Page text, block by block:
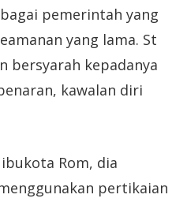
pemerintah yang
yang lama. St
bersyarah kepadanya
kawalan diri
Rom, dia
pertikaian